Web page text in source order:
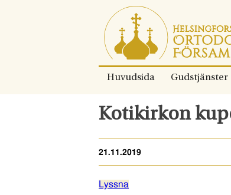
direkt
till
innehållet.
Huvudsida Gudstjänster
Kotikirkon
21.11.2019
Lyssna